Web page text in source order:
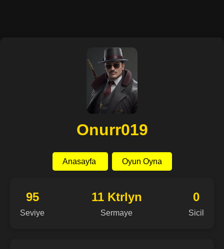
Onurr019
Anasayfa Oyun Oyna
95
Seviye
11 Ktrlyn
Sermaye
0
Sicil